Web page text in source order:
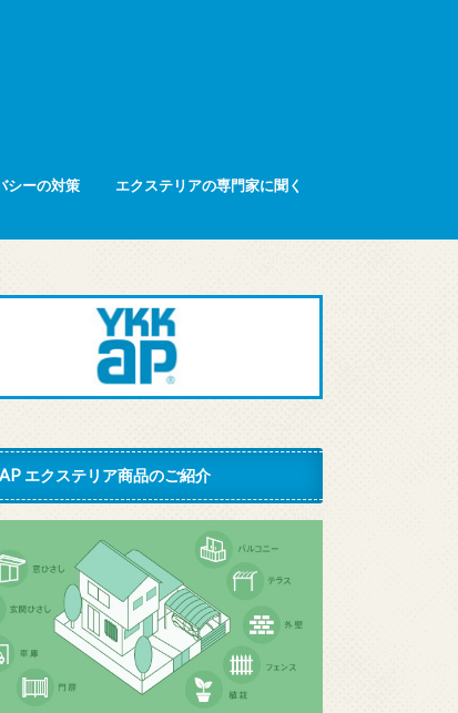
シーの対策
エクステリアの専門家に聞く
エクステリア商品のご紹介